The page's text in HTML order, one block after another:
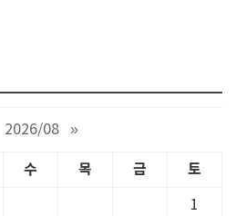
2026/08 »
수 목 금 토
1